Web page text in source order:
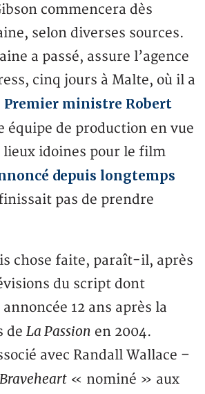
commencera dès
selon diverses sources.
a passé, assure l’agence
cinq jours à Malte, où il a
Premier ministre Robert
équipe de production en vue
lieux idoines pour le film
depuis longtemps
pas de prendre
chose faite, paraît-il, après
du script dont
12 ans après la
deLa Passion en 2004.
avec Randall Wallace –
Braveheart « nominé » aux